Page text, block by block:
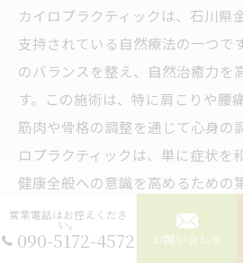
カイロプラクティックは、石川県
支持されている自然療法の一つで
のバランスを整え、自然治癒力を
す。この施術は、特に肩こりや腰
筋肉や骨格の調整を通じて心身の
ロプラクティックは、単に症状を
健康全般への意識を高めるための
施術を受けることで、日常生活の
され、心の健康もサポートされま
営業電話はお控えくださ
い。
090-5172-4572 お問い合わせ